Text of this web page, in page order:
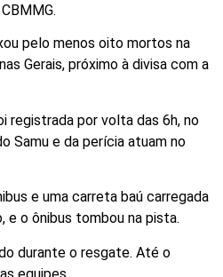
pelo menos oito mortos na
Gerais, próximo à divisa com a
registrada por volta das 6h, no
Samu e da perícia atuam no
e uma carreta baú carregada
o ônibus tombou na pista.
durante o resgate. Até o
equipes.